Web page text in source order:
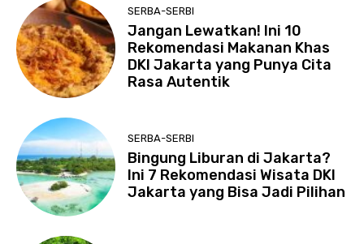
SERBA-SERBI
Jangan Lewatkan! Ini 10
Rekomendasi Makanan Khas
DKI Jakarta yang Punya Cita
Rasa Autentik
SERBA-SERBI
Bingung Liburan di Jakarta?
Ini 7 Rekomendasi Wisata DKI
Jakarta yang Bisa Jadi Pilihan